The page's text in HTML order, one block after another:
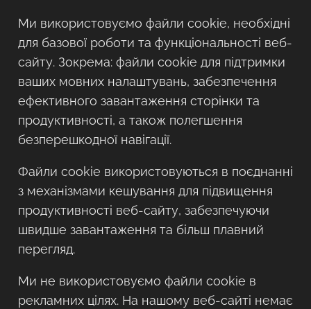
Ми використовуємо файли cookie, необхідні
для базової роботи та функціональності веб-
сайту. Зокрема: файли cookie для підтримки
ваших мовних налаштувань, забезпечення
ефективного завантаження сторінки та
продуктивності, а також полегшення
безперешкодної навігації.
Файли cookie використовуються в поєднанні
з механізмами кешування для підвищення
продуктивності веб-сайту, забезпечуючи
швидше завантаження та більш плавний
перегляд.
Ми не використовуємо файли cookie в
рекламних цілях. На нашому веб-сайті немає